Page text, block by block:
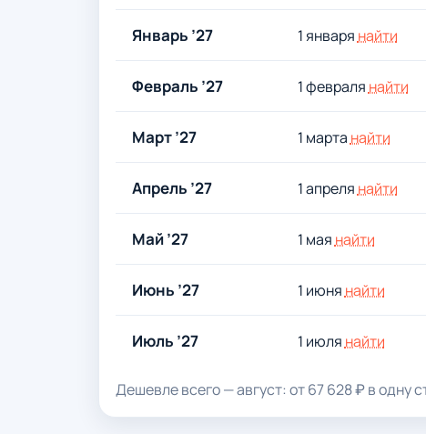
Январь ’27 1 января найти
Февраль ’27 1 февраля найти
Март ’27 1 марта найти
Апрель ’27 1 апреля найти
Май ’27 1 мая найти
Июнь ’27 1 июня найти
Июль ’27 1 июля найти
Дешевле всего — август: от 67 628 ₽ в одну